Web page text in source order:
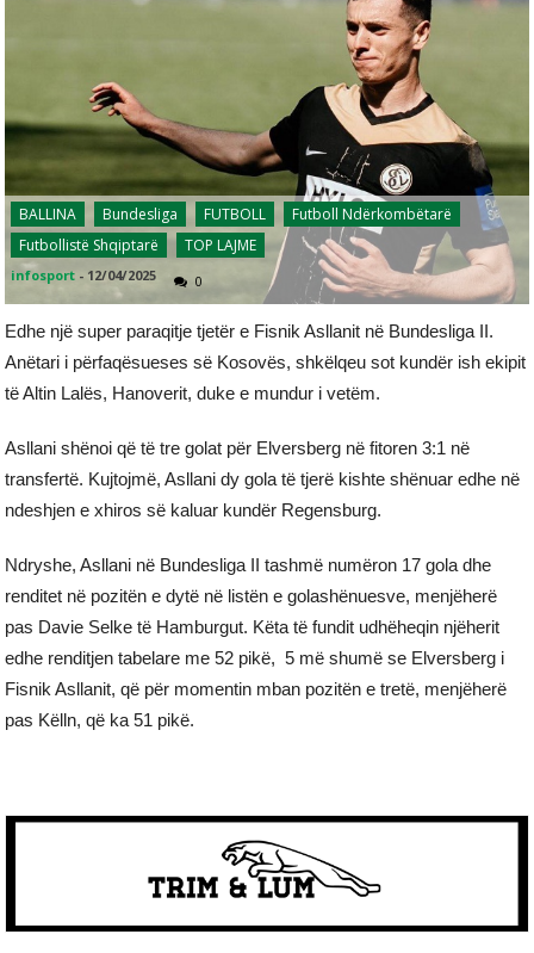
BALLINA Bundesliga FUTBOLL
Futboll Ndërkombëtarë
Futbollistë Shqiptarë
TOP LAJME
infosport - 12/04/2025 0
Edhe një super paraqitje tjetër e Fisnik Asllanit në Bundesliga II.
Anëtari i përfaqësueses së Kosovës, shkëlqeu sot kundër ish ekipit
të Altin Lalës, Hanoverit, duke e mundur i vetëm.
Asllani shënoi që të tre golat për Elversberg në fitoren 3:1 në
transfertë. Kujtojmë, Asllani dy gola të tjerë kishte shënuar edhe në
ndeshjen e xhiros së kaluar kundër Regensburg.
Ndryshe, Asllani në Bundesliga II tashmë numëron 17 gola dhe
renditet në pozitën e dytë në listën e golashënuesve, menjëherë
pas Davie Selke të Hamburgut. Këta të fundit udhëheqin njëherit
edhe renditjen tabelare me 52 pikë, 5 më shumë se Elversberg i
Fisnik Asllanit, që për momentin mban pozitën e tretë, menjëherë
pas Këlln, që ka 51 pikë.